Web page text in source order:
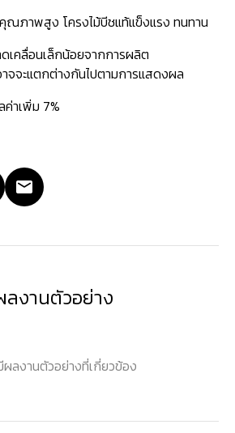
คุณภาพสูง โครงไม้บีชแท้แข็งแรง ทนทาน
เคลื่อนเล็กน้อยจากการผลิต
จจะแตกต่างกันไปตามการแสดงผล
ค่าเพิ่ม 7%
ลงานตัวอย่าง
ผลงานตัวอย่างที่เกี่ยวข้อง